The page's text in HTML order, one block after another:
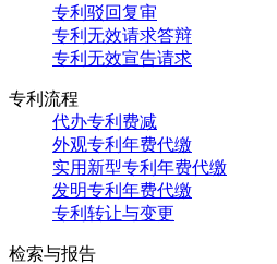
专利驳回复审
专利无效请求答辩
专利无效宣告请求
专利流程
代办专利费减
外观专利年费代缴
实用新型专利年费代缴
发明专利年费代缴
专利转让与变更
检索与报告